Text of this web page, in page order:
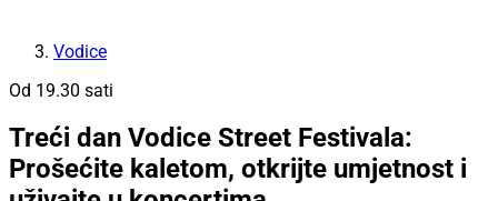
Vodice
Od 19.30 sati
Treći dan Vodice Street Festivala:
Prošećite kaletom, otkrijte umjetnost i